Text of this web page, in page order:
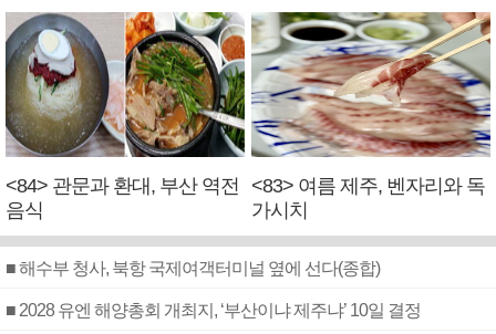
<84> 관문과 환대, 부산 역전
음식
<83> 여름 제주, 벤자리와 독
가시치
■ 해수부 청사, 북항 국제여객터미널 옆에 선다(종합)
■ 2028 유엔 해양총회 개최지, ‘부산이냐 제주냐’ 10일 결정